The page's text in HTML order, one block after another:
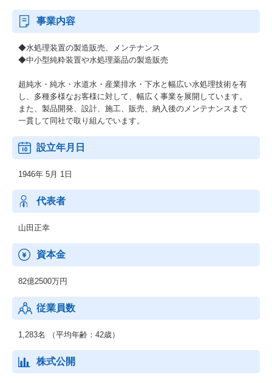
事業内容
◆水処理装置の製造販売、メンテナンス
◆中小型純粋装置や水処理薬品の製造販売
超純水・純水・水道水・産業排水・下水と幅広い水処理技術を有
し、多種多様なお客様に対して、幅広く事業を展開しています。
また、製品開発、設計、施工、販売、納入後のメンテナンスまで
一貫して同社で取り組んでいます。
設立年月日
1946年 5月 1日
代表者
山田正幸
資本金
82億2500万円
従業員数
1,283名 （平均年齢：42歳）
株式公開